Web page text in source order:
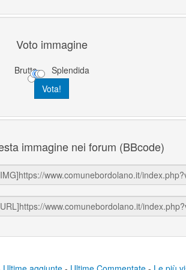
Voto immagine
Brutta Splendida
immagine nei forum (BBcode)